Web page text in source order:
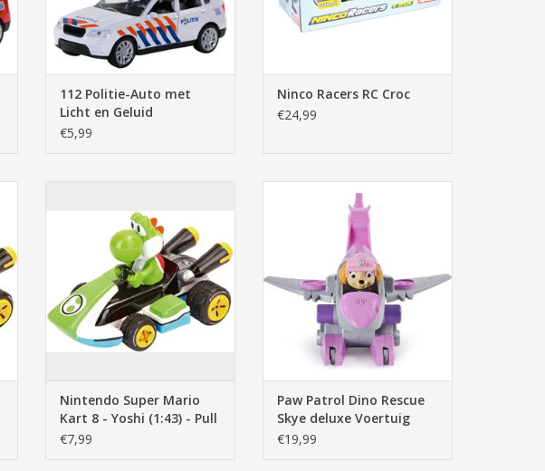
112 Politie-Auto met
Licht en Geluid
€5,99
Ninco Racers RC Croc
€24,99
TOEVOEGEN AAN WINKELWAGEN
Nintendo Super Mario
Kart 8 - Yoshi (1:43) - Pull
Back Action
€7,99
Paw Patrol Dino Rescue Skye
deluxe Voertuig (met frictie)
TOEVOEGEN AAN WINKELWAGEN
Paw Patrol Dino Rescue
Skye deluxe Voertuig
(met frictie)
€19,99